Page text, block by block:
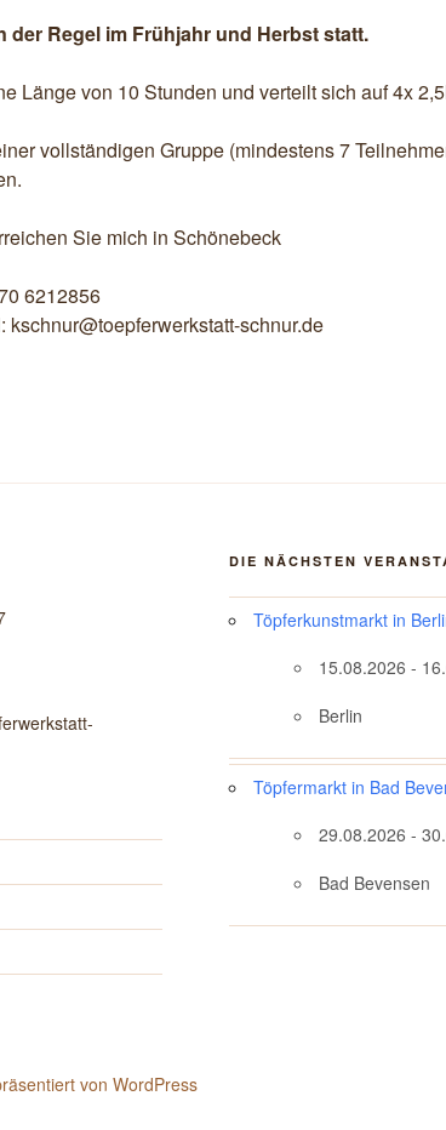
der Regel im Frühjahr und Herbst statt.
Länge von 10 Stunden und verteilt sich auf 4x
vollständigen Gruppe (mindestens 7
Sie mich in Schönebeck
6212856
kschnur@toepferwerkstatt-schnur.de
DIE NÄCHSTEN
Töpferkunstmarkt in
15.08.2026 -
Berlin
Töpfermarkt in Bad
29.08.2026 -
Bad Bevensen
von WordPress